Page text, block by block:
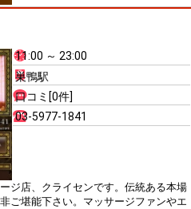
11:00 ～ 23:00
巣鴨駅
口コミ[0件]
03-5977-1841
ジ店、クライセンです。伝統ある本場
ご堪能下さい。マッサージファンやエ